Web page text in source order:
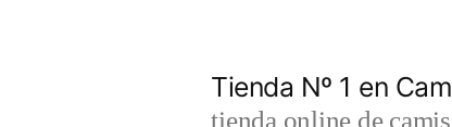
Tienda Nº 1 en